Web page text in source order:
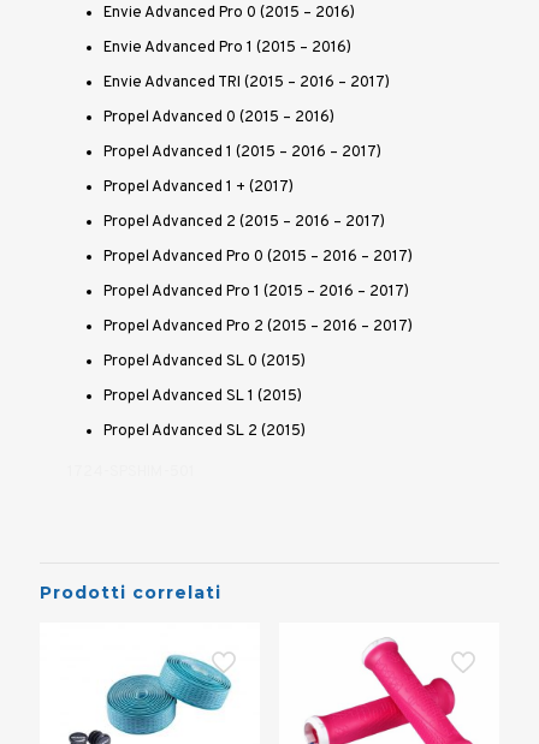
Envie Advanced Pro 0 (2015 – 2016)
Envie Advanced Pro 1 (2015 – 2016)
Envie Advanced TRI (2015 – 2016 – 2017)
Propel Advanced 0 (2015 – 2016)
Propel Advanced 1 (2015 – 2016 – 2017)
Propel Advanced 1 + (2017)
Propel Advanced 2 (2015 – 2016 – 2017)
Propel Advanced Pro 0 (2015 – 2016 – 2017)
Propel Advanced Pro 1 (2015 – 2016 – 2017)
Propel Advanced Pro 2 (2015 – 2016 – 2017)
Propel Advanced SL 0 (2015)
Propel Advanced SL 1 (2015)
Propel Advanced SL 2 (2015)
Prodotti correlati